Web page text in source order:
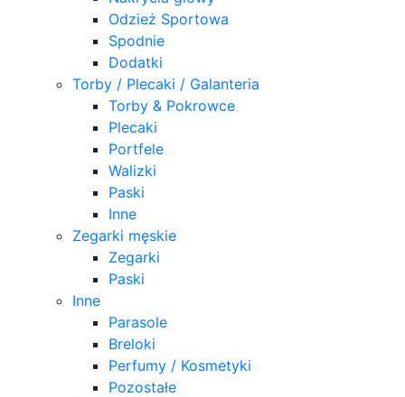
Odzież Sportowa
Spodnie
Dodatki
Torby / Plecaki / Galanteria
Torby & Pokrowce
Plecaki
Portfele
Walizki
Paski
Inne
Zegarki męskie
Zegarki
Paski
Inne
Parasole
Breloki
Perfumy / Kosmetyki
Pozostałe